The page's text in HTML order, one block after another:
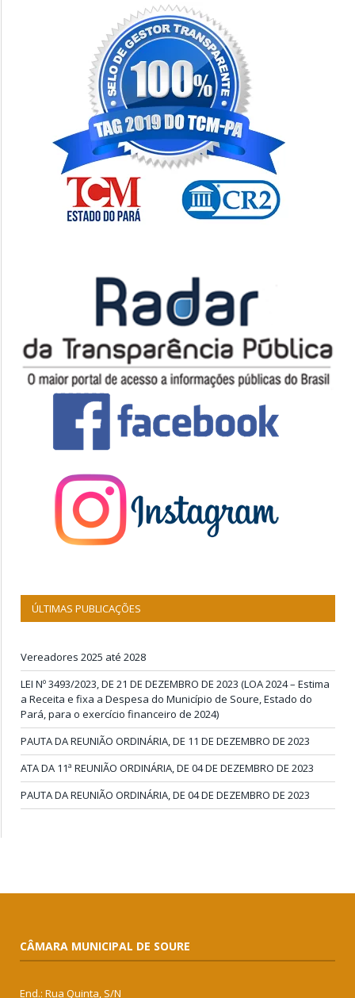
ÚLTIMAS PUBLICAÇÕES
Vereadores 2025 até 2028
LEI Nº 3493/2023, DE 21 DE DEZEMBRO DE 2023 (LOA 2024 – Estima
a Receita e fixa a Despesa do Município de Soure, Estado do
Pará, para o exercício financeiro de 2024)
PAUTA DA REUNIÃO ORDINÁRIA, DE 11 DE DEZEMBRO DE 2023
ATA DA 11ª REUNIÃO ORDINÁRIA, DE 04 DE DEZEMBRO DE 2023
PAUTA DA REUNIÃO ORDINÁRIA, DE 04 DE DEZEMBRO DE 2023
CÂMARA MUNICIPAL DE SOURE
End.: Rua Quinta, S/N